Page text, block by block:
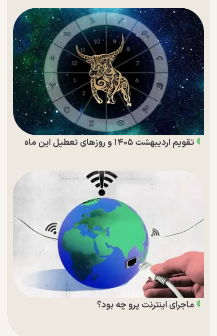
تقویم اردیبهشت ۱۴۰۵ و روز‌های تعطیل این ماه
ماجرای اینترنت پرو چه بود؟